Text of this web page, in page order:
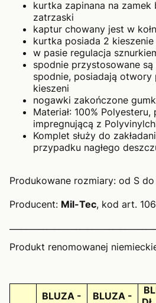
kurtka zapinana na zamek
zatrzaski
kaptur chowany jest w
kurtka posiada 2
w pasie regulacja
spodnie przystosowane są
spodnie, posiadają
kieszeni
nogawki zakończone
Materiał: 100%
impregnującą z
Komplet służy do
przypadku nagłego
Produkowane rozmiary: od S do
Producent: Mil-Tec, kod art.
Produkt renomowanej
BLUZA -
BLUZA -